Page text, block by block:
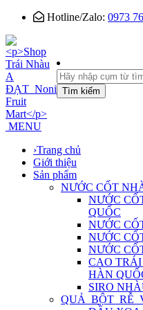
Hotline/Zalo: 0973
Tìm kiếm
MENU
›Trang chủ
Giới thiệu
Sản phẩm
NƯỚC CỐT
NƯỚC
QUỐC
NƯỚC
NƯỚC
NƯỚC
CAO
HÀN
SIRO